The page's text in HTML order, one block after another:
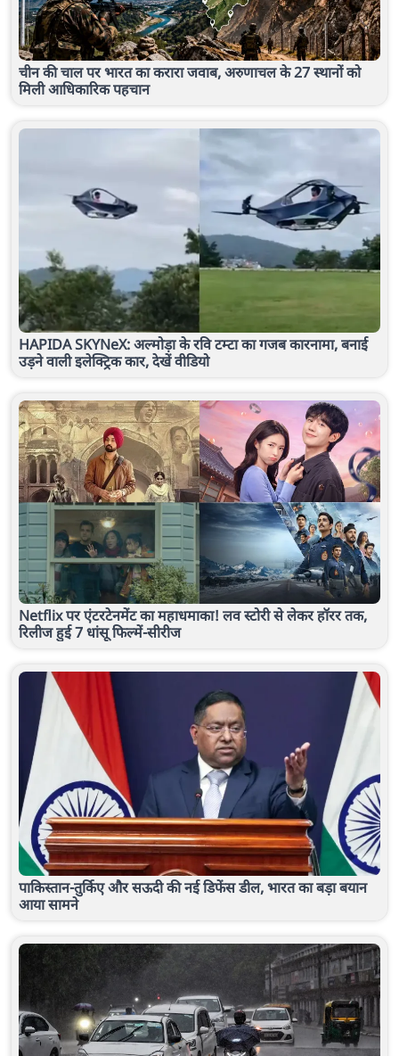
चीन की चाल पर भारत का करारा जवाब, अरुणाचल के 27 स्थानों को
मिली आधिकारिक पहचान
HAPIDA SKYNeX: अल्मोड़ा के रवि टम्टा का गजब कारनामा, बनाई
उड़ने वाली इलेक्ट्रिक कार, देखें वीडियो
Netflix पर एंटरटेनमेंट का महाधमाका! लव स्टोरी से लेकर हॉरर तक,
रिलीज हुई 7 धांसू फिल्में-सीरीज
पाकिस्तान-तुर्किए और सऊदी की नई डिफेंस डील, भारत का बड़ा बयान
आया सामने